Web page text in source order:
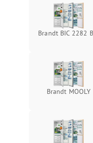
Brandt BIC 2282
Brandt MOOLY